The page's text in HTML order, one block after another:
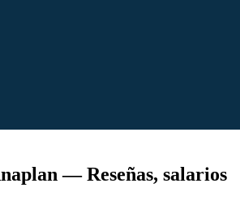
— Reseñas, salarios